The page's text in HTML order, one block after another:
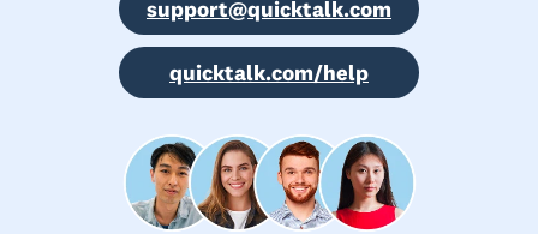
support@quicktalk.com
quicktalk.com/help